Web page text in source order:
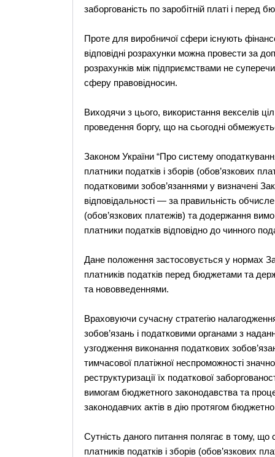
заборгованість по заробітній платі і перед
Проте для виробничої сфери існують
відповідні розрахунки можна провести за
розрахунків між підприємствами не
сферу правовідносин.
Виходячи з цього, використання векселів
проведення боргу, що на сьогодні
Законом України “Про систему
платники податків і зборів (обов’язкових
податковими зобов’язаннями у визначені
відповідальності — за правильність
(обов’язкових платежів) та додержання
платники податків відповідно до чинного
Дане положення застосовується у нормах
платників податків перед бюджетами та
та нововведеннями.
Враховуючи сучасну стратегію
зобов’язань і податковими органами з
узгодження виконання податкових
тимчасової платіжної неспроможності
реструктуризації їх податкової
вимогам бюджетного законодавства та
законодавчих актів в дію протягом
Сутність даного питання полягає в тому, що
платників податків і зборів (обов’язкових